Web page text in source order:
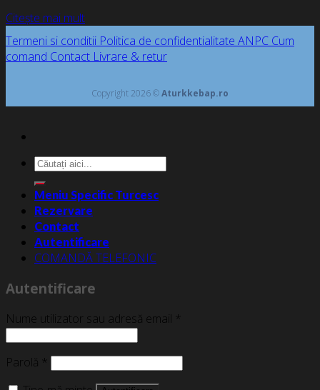
Citește mai mult
Termeni si conditii Politica de confidentialitate ANPC Cum
comand Contact Livrare & retur
Copyright 2026 ©Aturkkebap.ro
Caută
după:
Meniu Specific Turcesc
Rezervare
Contact
Autentificare
COMANDĂ TELEFONIC
Autentificare
Nume utilizator sau adresă email *
Parolă *